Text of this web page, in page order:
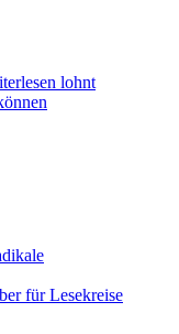
lohnt
für Lesekreise